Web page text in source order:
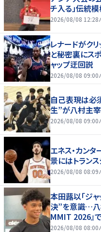
チ入る」伝統
2026/08/08 12:28
レナードがク
と秘密裏にス
ャップ迂回説
2026/08/08 09:00
自己表現は必
生”が八村主
2026/08/08 09:00
エネス・カン
景にはトラン
2026/08/08 08:09
本田蕗以「ジ
決”を意識…八
MMIT 2026』
2026/08/08 08:00